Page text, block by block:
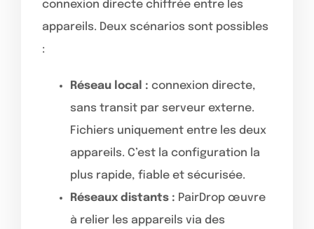
connexion directe chiffrée entre les
appareils. Deux scénarios sont possibles
:
Réseau local : connexion directe,
sans transit par serveur externe.
Fichiers uniquement entre les deux
appareils. C’est la configuration la
plus rapide, fiable et sécurisée.
Réseaux distants : PairDrop œuvre
à relier les appareils via des